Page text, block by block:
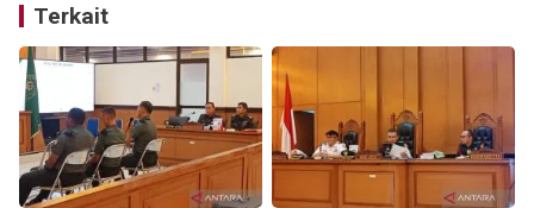
Terkait